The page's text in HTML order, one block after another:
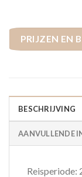
PRIJZEN EN
BESCHRIJVING
AANVULLENDE
Reisperiode: